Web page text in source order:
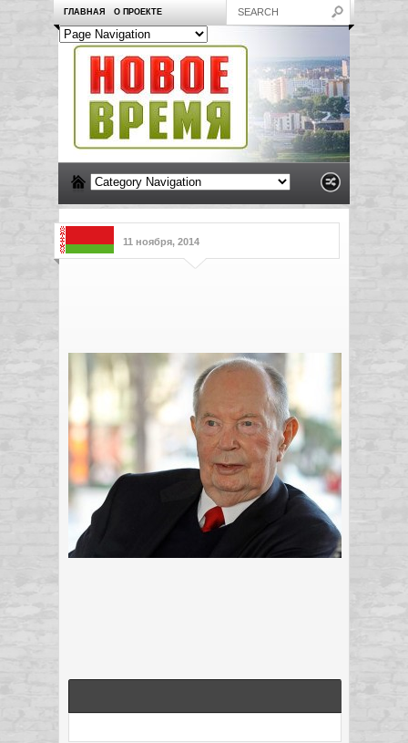
ГЛАВНАЯ О ПРОЕКТЕ
11 ноября, 2014